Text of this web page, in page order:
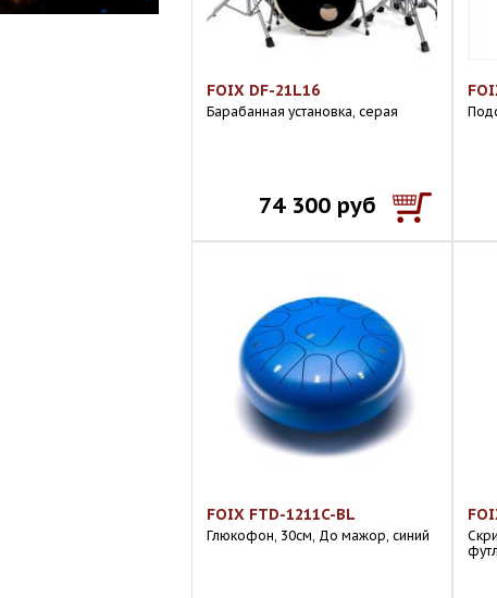
FOIX DF-21L16
Барабанная установка, серая
74 300 руб
FOIX FTD-1211C-BL
Глюкофон, 30см, До мажор, синий